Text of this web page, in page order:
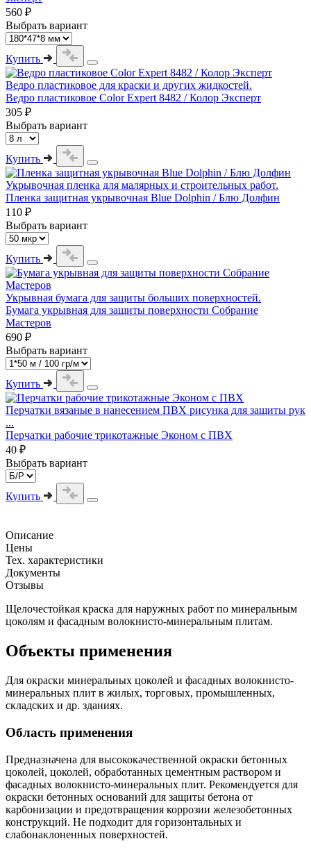
560 ₽
Выбрать вариант
Купить
Ведро пластиковое для краски и других жидкостей.
Ведро пластиковое Color Expert 8482 / Колор Эксперт
305 ₽
Выбрать вариант
Купить
Укрывочная пленка для малярных и строительных работ.
Пленка защитная укрывочная Blue Dolphin / Блю Долфин
110 ₽
Выбрать вариант
Купить
Укрывная бумага для защиты больших поверхностей.
Бумага укрывная для защиты поверхности Собрание
Мастеров
690 ₽
Выбрать вариант
Купить
Перчатки вязаные в нанесением ПВХ рисунка для защиты рук
...
Перчатки рабочие трикотажные Эконом с ПВХ
40 ₽
Выбрать вариант
Купить
Описание
Цены
Тех. характеристики
Документы
Отзывы
Щелочестойкая краска для наружных работ по минеральным
цоколям и фасадным волокнисто-минеральным плитам.
Объекты применения
Для окраски минеральных цоколей и фасадных волокнисто-
минеральных плит в жилых, торговых, промышленных,
складских и др. зданиях.
Область применения
Предназначена для высококачественной окраски бетонных
цоколей, цоколей, обработанных цементным раствором и
фасадных волокнисто-минеральных плит. Рекомендуется для
окраски бетонных оснований для защиты бетона от
карбонизации и предотвращения коррозии железобетонных
конструкций. Не подходит для горизонтальных и
слабонаклоненных поверхностей.